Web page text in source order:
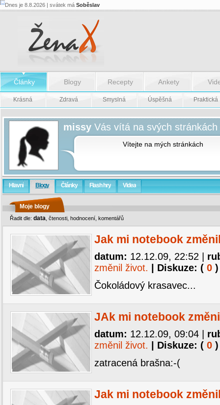
Dnes je 8.8.2026 | svátek má Soběslav
Články Blogy Recepty Ankety
Krásná Zdravá Smyslná Úspěšná Praktická
missy Vás vítá na svých stránkách
Vítejte na mých stránkách
Hlavní Blogy Články Flash hry Videa
Moje blogy
Řadit dle: data čtenosti hodnocení komentářů
Jak mi notebook
datum: 12.12.09, 22:52
změnil život. | Diskuze: ( 0 )
Čokoládový krasavec...
JAk mi notebook
datum: 12.12.09, 09:04
změnil život. | Diskuze: ( 0 )
zatracená brašna:-(
Jak mi notebook